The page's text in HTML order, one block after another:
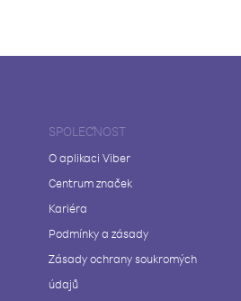
SPOLEČNOST
O aplikaci Viber
Centrum značek
Kariéra
Podmínky a zásady
Zásady ochrany soukromých
údajů